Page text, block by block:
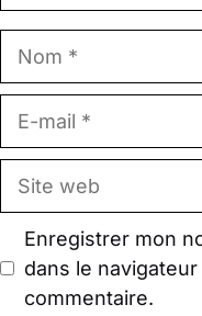
Site
web
Enregistrer mon
dans le
commentaire.